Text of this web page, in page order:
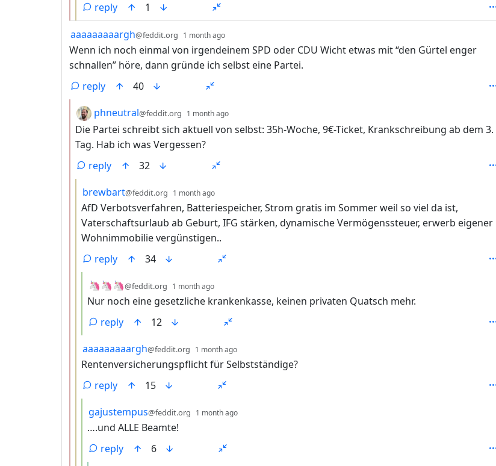
reply
1
by
aaaaaaaaargh@feddit.org 1 month ago
Wenn ich noch einmal von irgendeinem SPD oder CDU Wicht etwas mit “den Gürtel enger
schnallen” höre, dann gründe ich selbst eine Partei.
reply
40
by
phneutral@feddit.org 1 month ago
Die Partei schreibt sich aktuell von selbst: 35h-Woche, 9€-Ticket, Krankschreibung ab dem 3.
Tag. Hab ich was Vergessen?
reply
32
by
brewbart@feddit.org 1 month ago
AfD Verbotsverfahren, Batteriespeicher, Strom gratis im Sommer weil so viel da ist,
Vaterschaftsurlaub ab Geburt, IFG stärken, dynamische Vermögenssteuer, erwerb eigener
Wohnimmobilie vergünstigen..
reply
34
by
🦄🦄🦄@feddit.org 1 month ago
Nur noch eine gesetzliche krankenkasse, keinen privaten Quatsch mehr.
reply
12
by
aaaaaaaaargh@feddit.org 1 month ago
Rentenversicherungspflicht für Selbstständige?
reply
15
by
gajustempus@feddit.org 1 month ago
….und ALLE Beamte!
reply
6